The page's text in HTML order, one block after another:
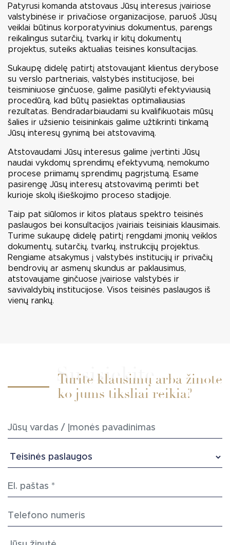
Patyrusi komanda atstovaus Jūsų interesus įvairiose
valstybinėse ir privačiose organizacijose, paruoš Jūsų
veiklai būtinus korporatyvinius dokumentus, parengs
reikalingus sutarčių, tvarkų ir kitų dokumentų
projektus, suteiks aktualias teisines konsultacijas.
Sukaupę didelę patirtį atstovaujant klientus derybose
su verslo partneriais, valstybės institucijose, bei
teisminiuose ginčuose, galime pasiūlyti efektyviausią
procedūrą, kad būtų pasiektas optimaliausias
rezultatas. Bendradarbiaudami su kvalifikuotais mūsų
šalies ir užsienio teisininkais galime užtikrinti tinkamą
Jūsų interesų gynimą bei atstovavimą.
Atstovaudami Jūsų interesus galime įvertinti Jūsų
naudai vykdomų sprendimų efektyvumą, nemokumo
procese priimamų sprendimų pagrįstumą. Esame
pasirengę Jūsų interesų atstovavimą perimti bet
kurioje skolų išieškojimo proceso stadijoje.
Taip pat siūlomos ir kitos plataus spektro teisinės
paslaugos bei konsultacijos įvairiais teisiniais klausimais.
Turime sukaupę didelę patirtį rengdami įmonių veiklos
dokumentų, sutarčių, tvarkų, instrukcijų projektus.
Rengiame atsakymus į valstybės institucijų ir privačių
bendrovių ar asmenų skundus ar paklausimus,
atstovaujame ginčuose įvairiose valstybės ir
savivaldybių institucijose. Visos teisinės paslaugos iš
vienų rankų.
Turite klausimų arba žinote
ko jums tiksliai reikia?
Susisiekite